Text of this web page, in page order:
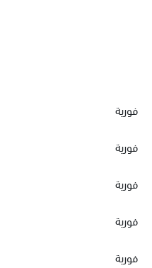
فورية
فورية
فورية
فورية
فورية